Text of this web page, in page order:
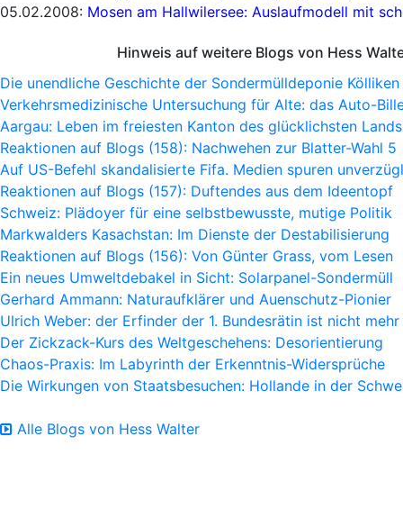
05.02.2008: Mosen am Hallwilersee: Auslaufmodell mit
Hinweis auf weitere Blogs von Hess
Die unendliche Geschichte der Sondermülldeponie Kölliken
Verkehrsmedizinische Untersuchung für Alte: das Auto-
Aargau: Leben im freiesten Kanton des glücklichsten Lands
Reaktionen auf Blogs (158): Nachwehen zur Blatter-Wahl 5
Auf US-Befehl skandalisierte Fifa. Medien spuren
Reaktionen auf Blogs (157): Duftendes aus dem Ideentopf
Schweiz: Plädoyer für eine selbstbewusste, mutige Politik
Markwalders Kasachstan: Im Dienste der Destabilisierung
Reaktionen auf Blogs (156): Von Günter Grass, vom Lesen
Ein neues Umweltdebakel in Sicht: Solarpanel-Sondermüll
Gerhard Ammann: Naturaufklärer und Auenschutz-Pionier
Ulrich Weber: der Erfinder der 1. Bundesrätin ist nicht mehr
Der Zickzack-Kurs des Weltgeschehens: Desorientierung
Chaos-Praxis: Im Labyrinth der Erkenntnis-Widersprüche
Die Wirkungen von Staatsbesuchen: Hollande in der
Alle Blogs von Hess Walter